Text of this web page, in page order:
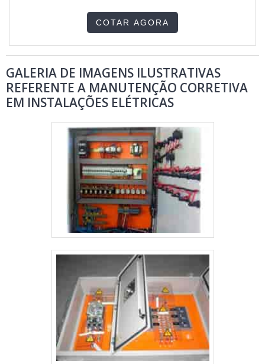
DETALHES IMPORTANTES SOBRE O SERVIÇOEsse produto,
ainda referido no meio que o utiliza como empresa de
COTAR AGORA
GALERIA DE IMAGENS ILUSTRATIVAS
REFERENTE A MANUTENÇÃO CORRETIVA
EM INSTALAÇÕES ELÉTRICAS